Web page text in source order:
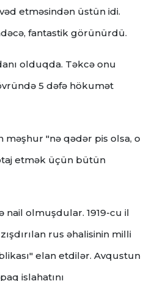
etməsindən üstün idi.
fantastik görünürdü.
olduqda. Təkcə onu
5 dəfə hökumət
məşhur "nə qədər pis olsa, o
etmək üçün bütün
nail olmuşdular. 1919-cu il
rus əhalisinin milli
elan etdilər. Avqustun
islahatını